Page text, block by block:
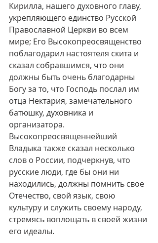
Кирилла, нашего духовного главу,
укрепляющего единство Русской
Православной Церкви во всем
мире; Его Высокопреосвященство
поблагодарил настоятеля скита и
сказал собравшимся, что они
должны быть очень благодарны
Богу за то, что Господь послал им
отца Нектария, замечательного
батюшку, духовника и
организатора.
Высокопреосвященнейший
Владыка также сказал несколько
слов о России, подчеркнув, что
русские люди, где бы они ни
находились, должны помнить свое
Отечество, свой язык, свою
культуру и служить своему народу,
стремясь воплощать в своей жизни
его идеалы.